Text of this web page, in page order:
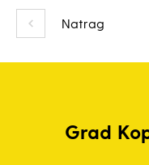
Natrag
Grad